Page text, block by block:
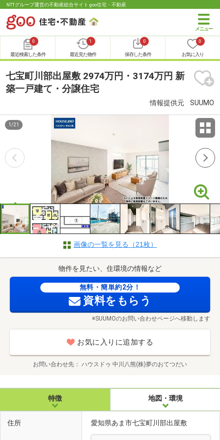
NTTグループ運営の不動産総合サイト goo住宅・不動産
0
最近検索した条件
1
最近見た物件
0
保存した条件
0
お気に入り
七宝町川部出屋敷 2974万円・3174万円 新
築一戸建て・分譲住宅
情報提供元 SUUMO
1 /21
画像の一覧を見る（21枚）
物件を見たい、住環境の情報など
無料・簡単約2分！
資料をもらう
※SUUMOのお問い合わせページへ移動します
お気に入りに追加する
お問い合わせ先 ハウスドゥ 中川八熊(株)夢のおてつだい
特徴 地図・環境
住所 愛知県あま市七宝町川部出屋敷